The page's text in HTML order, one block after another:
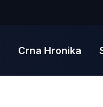
Crna Hronika